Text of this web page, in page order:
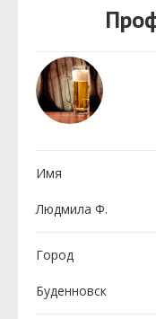
Имя
Людмила Ф.
Город
Буденновск